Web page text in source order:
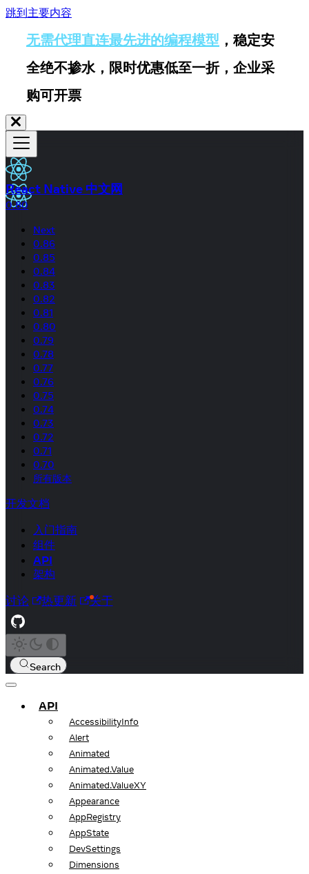
跳到主要内容
无需代理直连最先进的编程模型 ，稳定安
全绝不掺水，限时优惠低至一折，企业采
购可开票
React Native 中文网
0.80
Next
0.86
0.85
0.84
0.83
0.82
0.81
0.80
0.79
0.78
0.77
0.76
0.75
0.74
0.73
0.72
0.71
0.70
所有版本
开发文档
入门指南
组件
API
架构
讨论 热更新 关于
Search
API
AccessibilityInfo
Alert
Animated
Animated.Value
Animated.ValueXY
Appearance
AppRegistry
AppState
DevSettings
Dimensions